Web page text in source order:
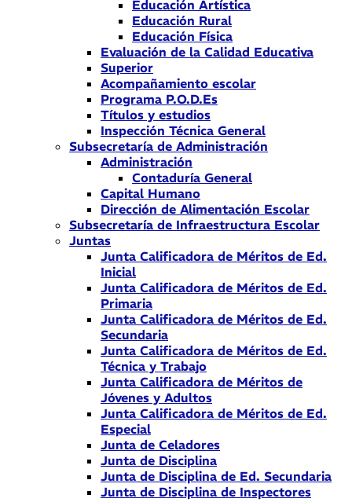
Educación Artística
Educación Rural
Educación Física
Evaluación de la Calidad Educativa
Superior
Acompañamiento escolar
Programa P.O.D.Es
Títulos y estudios
Inspección Técnica General
Subsecretaría de Administración
Administración
Contaduría General
Capital Humano
Dirección de Alimentación Escolar
Subsecretaría de Infraestructura Escolar
Juntas
Junta Calificadora de Méritos de Ed.
Inicial
Junta Calificadora de Méritos de Ed.
Primaria
Junta Calificadora de Méritos de Ed.
Secundaria
Junta Calificadora de Méritos de Ed.
Técnica y Trabajo
Junta Calificadora de Méritos de
Jóvenes y Adultos
Junta Calificadora de Méritos de Ed.
Especial
Junta de Celadores
Junta de Disciplina
Junta de Disciplina de Ed. Secundaria
Junta de Disciplina de Inspectores